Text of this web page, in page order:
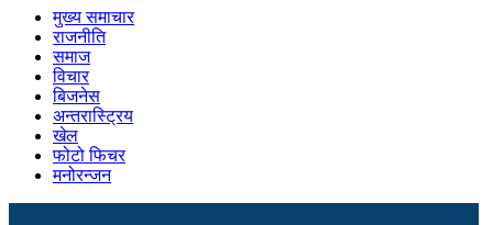
मुख्य समाचार
राजनीति
समाज
विचार
बिजनेस
अन्तरास्ट्रिय
खेल
फोटो फिचर
मनोरन्जन